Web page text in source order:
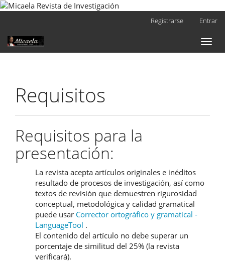
Contenido
principal
Registrarse Entrar
Toggle
Requisitos
Requisitos para la
presentación:
La revista acepta artículos originales e inéditos
resultado de procesos de investigación, así como
textos de revisión que demuestren rigurosidad
conceptual, metodológica y calidad gramatical
puede usar Corrector ortográfico y gramatical -
LanguageTool .
El contenido del artículo no debe superar un
porcentaje de similitud del 25% (la revista
verificará).